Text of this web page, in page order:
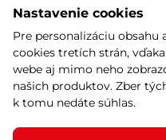
Spôsob platby
Montáž a servis
Kariéra
Nastavenie cookies
Pre personalizáciu
cookies tretích strán,
webe aj mimo neho
našich produktov. Zber
k tomu nedáte súhlas.